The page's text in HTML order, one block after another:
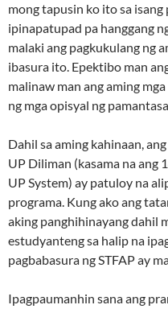
mong tapusin ko ito sa
ipinapatupad pa hanggang
malaki ang pagkukulang ng
ibasura ito. Epektibo man
malinaw man ang aming
ng mga opisyal ng
Dahil sa aming kahinaan,
UP Diliman (kasama na ang
UP System) ay patuloy na
programa. Kung ako ang
aking panghihinayang dahil
estudyanteng sa halip na
pagbabasura ng STFAP ay
Ipagpaumanhin sana ang